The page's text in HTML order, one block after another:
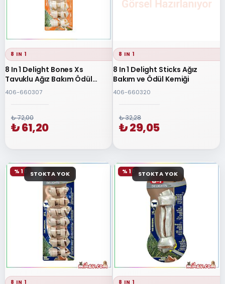
8 IN 1
8 In 1 Delight Bones Xs
Tavuklu Ağız Bakım Ödül
Kemiği 7 Adet
406-660307
₺ 72,00
₺ 61,20
8 IN 1
8 In 1 Delight Sticks Ağız
Bakım ve Ödül Kemiği
406-660320
₺ 32,28
₺ 29,05
STOKTA YOK
8 IN 1
% 10 STOKTA YOK
8 IN 1
% 10